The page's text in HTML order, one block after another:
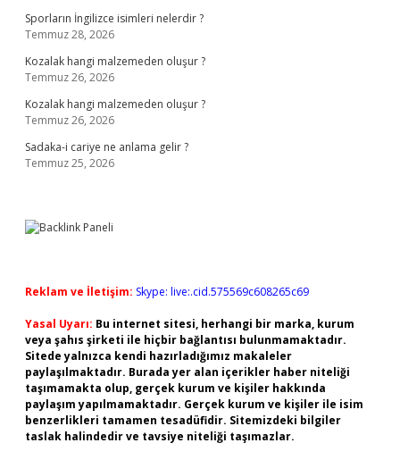
Sporların İngilizce isimleri nelerdir ?
Temmuz 28, 2026
Kozalak hangi malzemeden oluşur ?
Temmuz 26, 2026
Kozalak hangi malzemeden oluşur ?
Temmuz 26, 2026
Sadaka-i cariye ne anlama gelir ?
Temmuz 25, 2026
Reklam ve İletişim: Skype: live:.cid.575569c608265c69
Yasal Uyarı: Bu internet sitesi, herhangi bir marka, kurum
veya şahıs şirketi ile hiçbir bağlantısı bulunmamaktadır.
Sitede yalnızca kendi hazırladığımız makaleler
paylaşılmaktadır. Burada yer alan içerikler haber niteliği
taşımamakta olup, gerçek kurum ve kişiler hakkında
paylaşım yapılmamaktadır. Gerçek kurum ve kişiler ile isim
benzerlikleri tamamen tesadüfidir. Sitemizdeki bilgiler
taslak halindedir ve tavsiye niteliği taşımazlar.